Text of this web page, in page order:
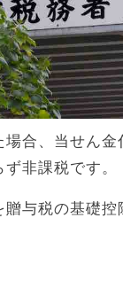
合、当せん
非課税です。
贈与税の基礎